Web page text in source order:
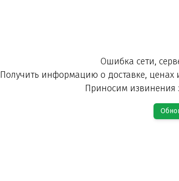
Ошибка сети,
Получить информацию о доставке, ценах
Приносим извинения